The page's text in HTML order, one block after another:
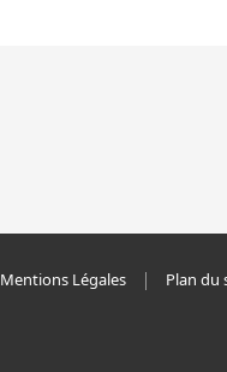
Mentions Légales Plan du